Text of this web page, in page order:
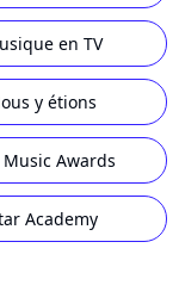
en TV
y étions
Music Awards
Academy